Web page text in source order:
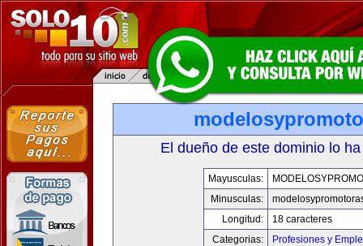
El dueño de este dominio lo
Mayusculas:
Minusculas:
Longitud:
18 caracteres
Categorias:
Profesiones y